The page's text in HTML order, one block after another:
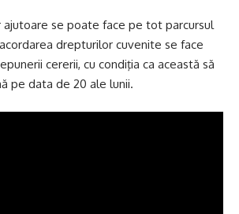
ajutoare se poate face pe tot parcursul
drepturilor cuvenite se face
cererii, cu condiţia ca această să
pe data de 20 ale lunii.